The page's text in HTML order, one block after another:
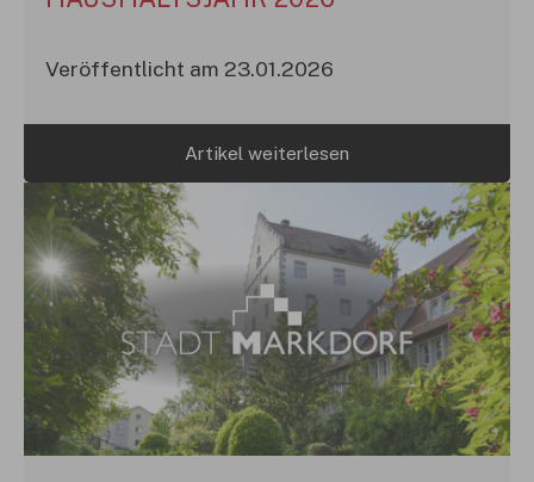
Veröffentlicht am 23.01.2026
Artikel weiterlesen